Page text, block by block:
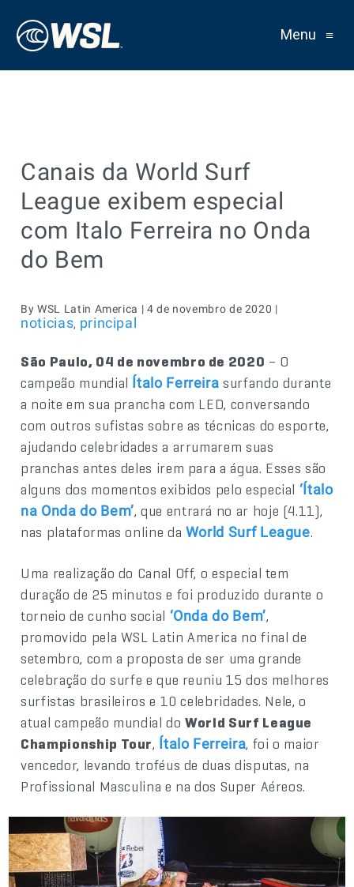
Menu ≡
Canais da World Surf
League exibem especial
com Italo Ferreira no Onda
do Bem
By WSL Latin America | 4 de novembro de 2020 |
noticias, principal
São Paulo, 04 de novembro de 2020 – O
campeão mundial Ítalo Ferreira surfando durante
a noite em sua prancha com LED, conversando
com outros sufistas sobre as técnicas do esporte,
ajudando celebridades a arrumarem suas
pranchas antes deles irem para a água. Esses são
alguns dos momentos exibidos pelo especial ‘Ítalo
na Onda do Bem’, que entrará no ar hoje (4.11),
nas plataformas online da World Surf League.
Uma realização do Canal Off, o especial tem
duração de 25 minutos e foi produzido durante o
torneio de cunho social ‘Onda do Bem’,
promovido pela WSL Latin America no final de
setembro, com a proposta de ser uma grande
celebração do surfe e que reuniu 15 dos melhores
surfistas brasileiros e 10 celebridades. Nele, o
atual campeão mundial doWorld Surf League
Championship Tour, Ítalo Ferreira, foi o maior
vencedor, levando troféus de duas disputas, na
Profissional Masculina e na dos Super Aéreos.